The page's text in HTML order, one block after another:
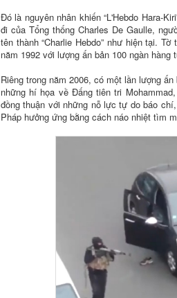
Đó là nguyên nhân khiến “L'Hebdo Hara-
đi của Tổng thống Charles De Gaulle,
tên thành “Charlie Hebdo” như hiện tại.
năm 1992 với lượng ấn bản 100 ngàn hàng
Riêng trong năm 2006, có một lần lượng
những hí họa về Đấng tiên tri
đồng thuận với những nỗ lực tự do báo
Pháp hưởng ứng bằng cách náo nhiệt tìm